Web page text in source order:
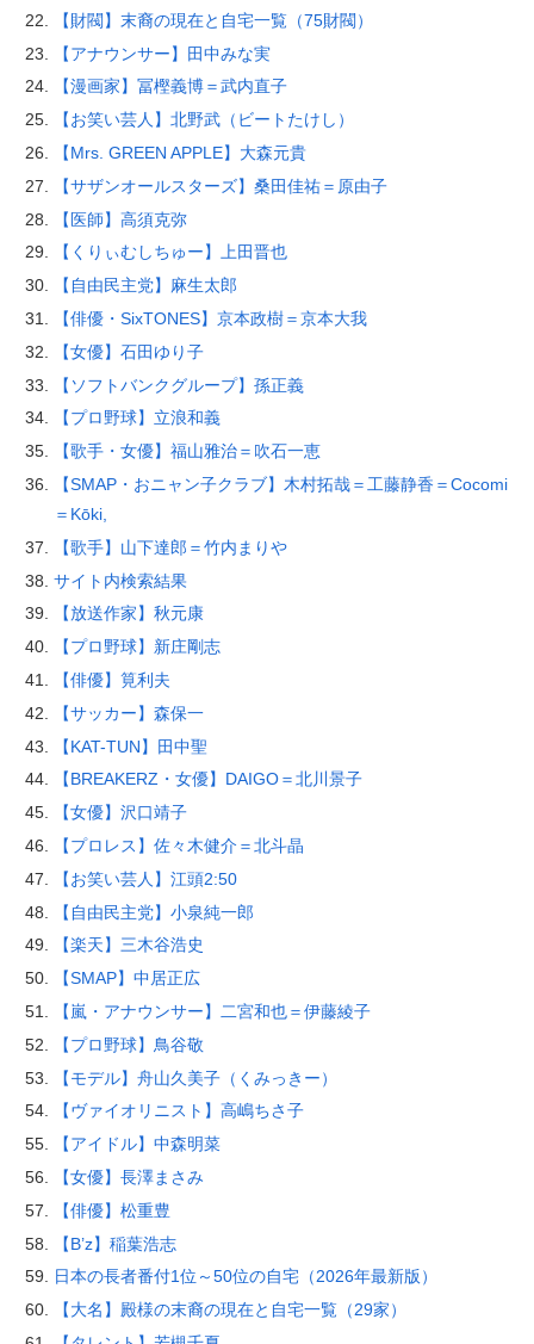
【財閥】末裔の現在と自宅一覧（75財閥）
【アナウンサー】田中みな実
【漫画家】冨樫義博＝武内直子
【お笑い芸人】北野武（ビートたけし）
【Mrs. GREEN APPLE】大森元貴
【サザンオールスターズ】桑田佳祐＝原由子
【医師】高須克弥
【くりぃむしちゅー】上田晋也
【自由民主党】麻生太郎
【俳優・SixTONES】京本政樹＝京本大我
【女優】石田ゆり子
【ソフトバンクグループ】孫正義
【プロ野球】立浪和義
【歌手・女優】福山雅治＝吹石一恵
【SMAP・おニャン子クラブ】木村拓哉＝工藤静香＝Cocomi
＝Kōki,
【歌手】山下達郎＝竹内まりや
サイト内検索結果
【放送作家】秋元康
【プロ野球】新庄剛志
【俳優】筧利夫
【サッカー】森保一
【KAT-TUN】田中聖
【BREAKERZ・女優】DAIGO＝北川景子
【女優】沢口靖子
【プロレス】佐々木健介＝北斗晶
【お笑い芸人】江頭2:50
【自由民主党】小泉純一郎
【楽天】三木谷浩史
【SMAP】中居正広
【嵐・アナウンサー】二宮和也＝伊藤綾子
【プロ野球】鳥谷敬
【モデル】舟山久美子（くみっきー）
【ヴァイオリニスト】高嶋ちさ子
【アイドル】中森明菜
【女優】長澤まさみ
【俳優】松重豊
【B’z】稲葉浩志
日本の長者番付1位～50位の自宅（2026年最新版）
【大名】殿様の末裔の現在と自宅一覧（29家）